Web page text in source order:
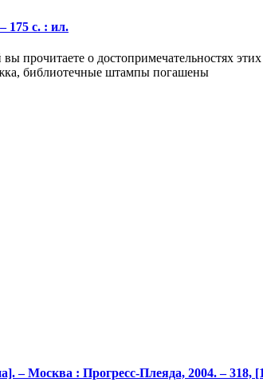
175 с. : ил.
прочитаете о достопримечательностях
библиотечные штампы погашены
– Москва : Прогресс-Плеяда, 2004. – 318,